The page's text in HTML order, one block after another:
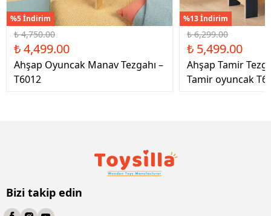
%5 İndirim
₺ 4,750.00
₺ 4,499.00
Ahşap Oyuncak Manav Tezgahı –
T6012
%13 İndirim
₺ 6,299.00
₺ 5,499.00
Ahşap Tamir
Tamir oyuncak
Bizi takip edin